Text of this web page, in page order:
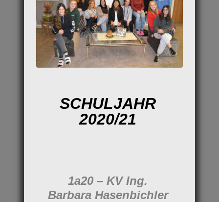
SCHULJAHR
2020/21
1a20 – KV Ing.
Barbara Hasenbichler